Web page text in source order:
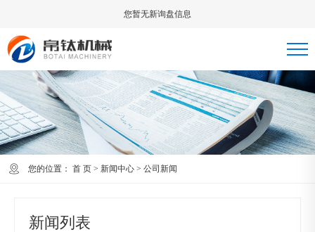
您暂无新询盘信息
您的位置： 首 页 > 新闻中心 > 公司新闻
新闻列表